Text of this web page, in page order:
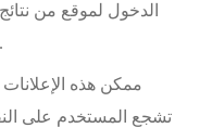
الدخول لموقع من
أعلى الصفحة أو صورة ضمن المحتوى.
ممكن هذه
تشجع المستخدم على